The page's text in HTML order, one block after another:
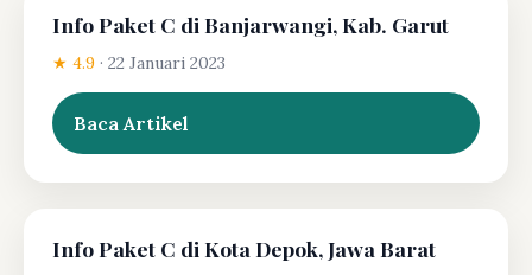
Info Paket C di Banjarwangi, Kab. Garut
★ 4.9 · 22 Januari 2023
Baca Artikel
Info Paket C di Kota Depok, Jawa Barat